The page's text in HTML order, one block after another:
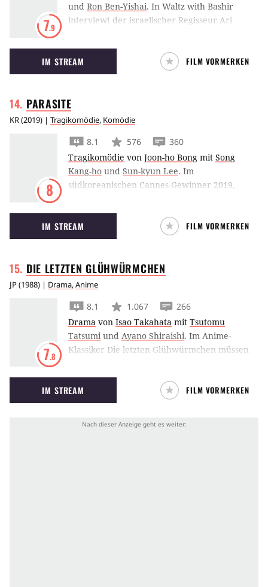
7.9
und Ron Ben-Yishai. In Waltz with Bashir
interviewt der israelischer Regisseur Ari
ihm selbst aus dieser Zeit nur Albträume, aber
keine Erinnerungen geblieben sind.
IM STREAM FILM VORMERKEN
PARASITE
KR(2019) | Tragikomödie, Komödie
8
8.1 576
360
Tragikomödie von Joon-ho Bong mit Song
Kang-ho und Sun-kyun Lee. Im
südkoreanischen Cannes-Gewinner 2019,
arbeitslose Familie erst in das Leben und dann
in einen Zwischenfall der wohlhabenden
Glamour-Familie der Parks verwickelt.
IM STREAM FILM VORMERKEN
DIE LETZTENGLÜHWÜRMCHEN
JP(1988) | Drama,Anime
7.8
8.1 1.067
266
Drama von Isao Takahata mit Tsutomu
Tatsumi und Ayano Shiraishi. Im Anime-
Klassiker Die letzten Glühwürmchen müssen
Krieg zerstörten Japan um ihr Überleben
kämpfen.
IM STREAM FILM VORMERKEN